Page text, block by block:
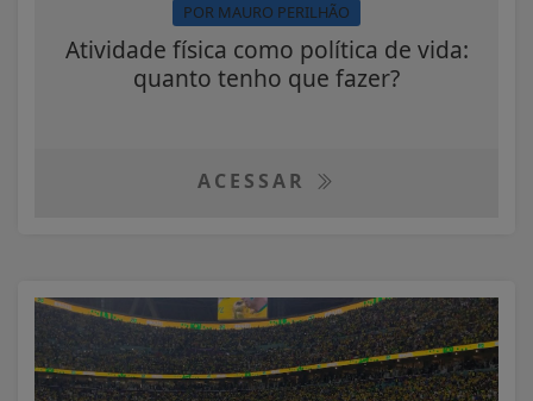
POR MAURO PERILHÃO
Atividade física como política de vida:
quanto tenho que fazer?
ACESSAR